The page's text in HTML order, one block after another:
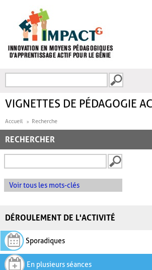
FORMULAIRE DE
VIGNETTES DE PÉDAGOGIE
Accueil Recherche
RECHERCHER
Voir tous les mots-clés
DÉROULEMENT DE L'ACTIVITÉ
Sporadiques
En plusieurs séances